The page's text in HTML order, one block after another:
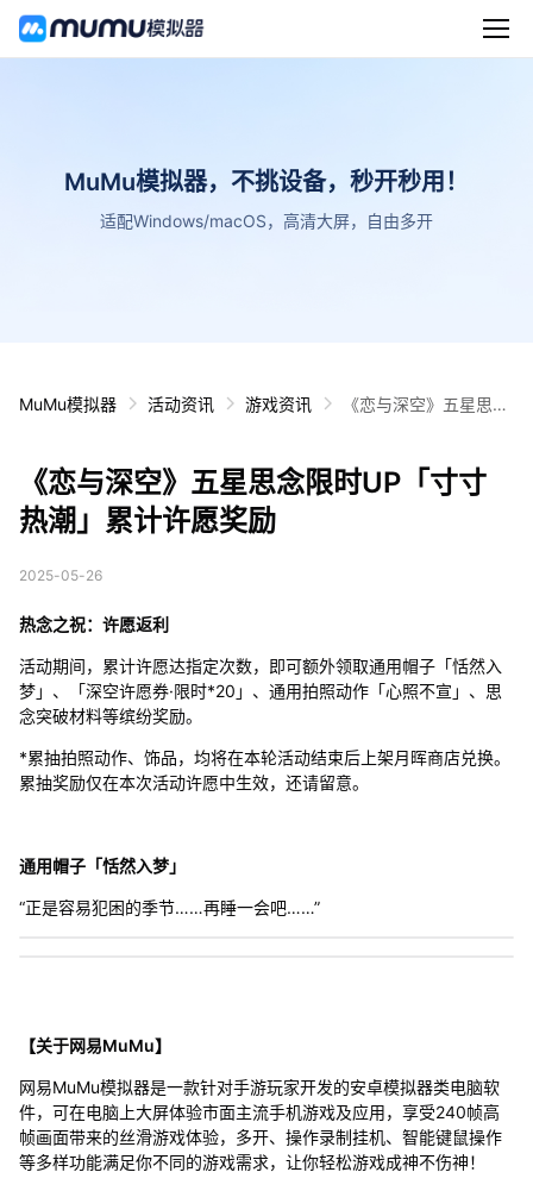
MuMu模拟器，不挑设备，秒开秒用！
适配Windows/macOS，高清大屏，自由多开
MuMu模拟器 活动资讯 游戏资讯
《恋与深空》五星思念
《恋与深空》五星思念限时UP「寸寸
热潮」累计许愿奖励
2025-05-26
热念之祝：许愿返利
活动期间，累计许愿达指定次数，即可额外领取通用帽子「恬然入
梦」、「深空许愿券·限时*20」、通用拍照动作「心照不宣」、思
念突破材料等缤纷奖励。
*累抽拍照动作、饰品，均将在本轮活动结束后上架月晖商店兑换。
累抽奖励仅在本次活动许愿中生效，还请留意。
通用帽子「恬然入梦」
“正是容易犯困的季节……再睡一会吧……”
【关于网易MuMu】
网易MuMu模拟器是一款针对手游玩家开发的安卓模拟器类电脑软
件，可在电脑上大屏体验市面主流手机游戏及应用，享受240帧高
帧画面带来的丝滑游戏体验，多开、操作录制挂机、智能键鼠操作
等多样功能满足你不同的游戏需求，让你轻松游戏成神不伤神！